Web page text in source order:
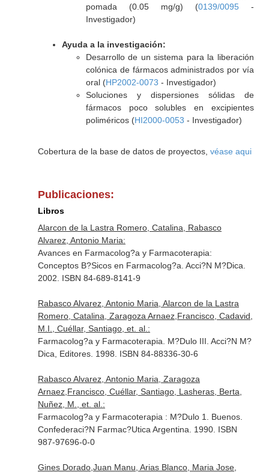
pomada (0.05 mg/g) (0139/0095-
Investigador)
Ayuda a la investigación:
Desarrollo de un sistema para la liberación
colónica de fármacos administrados por vía
oral (HP2002-0073 - Investigador)
Soluciones y dispersiones sólidas de
fármacos poco solubles en excipientes
poliméricos (HI2000-0053 - Investigador)
Cobertura de la base de datos de proyectos, véase aqui
Publicaciones:
Libros
Alarcon de la Lastra Romero, Catalina, Rabasco
Alvarez, Antonio Maria:
Avances en Farmacolog?a y Farmacoterapia:
Conceptos B?Sicos en Farmacolog?a. Acci?N M?Dica.
2002. ISBN 84-689-8141-9
Rabasco Alvarez, Antonio Maria, Alarcon de la Lastra
Romero, Catalina, Zaragoza Arnaez,Francisco, Cadavid,
M.I., Cuéllar, Santiago, et. al.:
Farmacolog?a y Farmacoterapia. M?Dulo III. Acci?N M?
Dica, Editores. 1998. ISBN 84-88336-30-6
Rabasco Alvarez, Antonio Maria, Zaragoza
Arnaez,Francisco, Cuéllar, Santiago, Lasheras, Berta,
Nuñez, M., et. al.:
Farmacolog?a y Farmacoterapia : M?Dulo 1. Buenos.
Confederaci?N Farmac?Utica Argentina. 1990. ISBN
987-97696-0-0
Gines Dorado,Juan Manu, Arias Blanco, Maria Jose,